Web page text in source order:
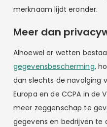
merknaam lijdt eronder.
Meer dan
Alhoewel er wetten
gegevensbescherming,
dan slechts de navolging
Europa en de CCPA in de
meer zeggenschap te
gegevens en bedrijven te